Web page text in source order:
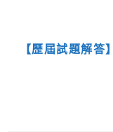
【歷屆試題解答